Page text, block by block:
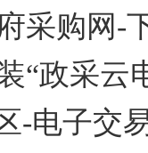
采购网-
“政采云
-电子交